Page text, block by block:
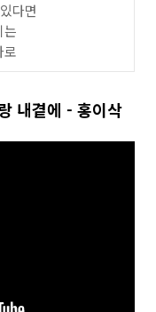
다면
는
로
내곁에 - 홍이삭